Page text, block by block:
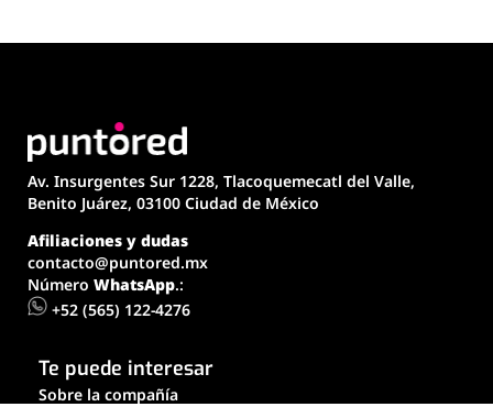
Av. Insurgentes Sur 1228, Tlacoquemecatl del Valle,
Benito Juárez, 03100 Ciudad de México
Afiliaciones y dudas
contacto@puntored.mx
Número WhatsApp.:
+52 (565) 122-4276
Te puede interesar
Sobre la compañía